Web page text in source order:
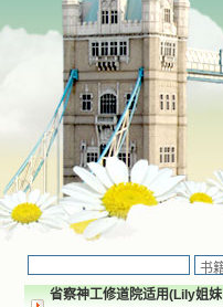
省察神工修道院适用(Lily姐妹